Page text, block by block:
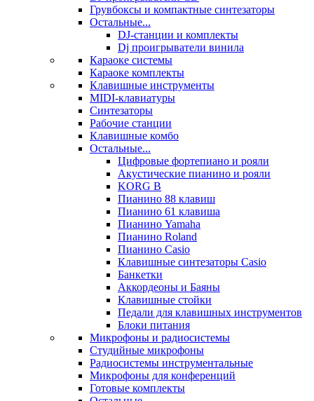
Грувбоксы и компактные синтезаторы
Остальные...
DJ-станции и комплекты
Dj проигрыватели винила
Караоке системы
Караоке комплекты
Клавишные инструменты
MIDI-клавиатуры
Синтезаторы
Рабочие станции
Клавишные комбо
Остальные...
Цифровые фортепиано и рояли
Акустические пианино и рояли
KORG B
Пианино 88 клавиш
Пианино 61 клавиша
Пианино Yamaha
Пианино Roland
Пианино Casio
Клавишные синтезаторы Casio
Банкетки
Аккордеоны и Баяны
Клавишные стойки
Педали для клавишных инструментов
Блоки питания
Микрофоны и радиосистемы
Студийные микрофоны
Радиосистемы инструментальные
Микрофоны для конференций
Готовые комплекты